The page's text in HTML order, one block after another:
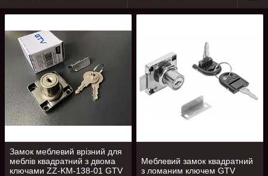
Замок меблевий врізний для
меблів квадратний з двома
ключами ZZ-KM-138-01 GTV
Меблевий замок квадратний
з ломаним ключем GTV